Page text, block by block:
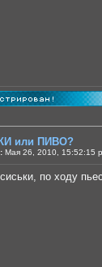
или ПИВО?
Мая 26, 2010, 15:52:15
по ходу